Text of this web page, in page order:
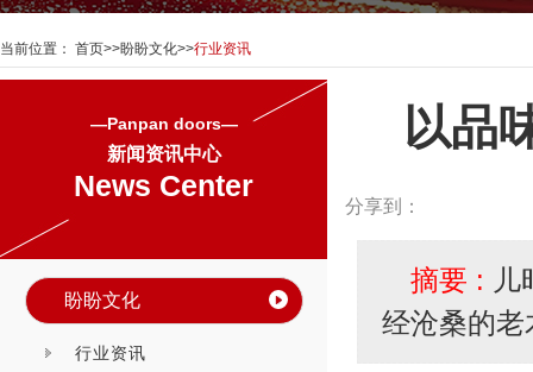
当前位置： 首页>>盼盼文化>>行业资讯
—Panpan doors—
新闻资讯中心
News Center
盼盼文化
行业资讯
以品
分享到：
摘要 : 儿
经沧桑的